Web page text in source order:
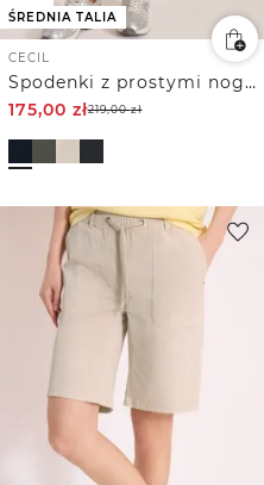
ŚREDNIA TALIA
CECIL
Spodenki z prostymi nogawkami o luźnym kroju.
175,00 zł219,00zł